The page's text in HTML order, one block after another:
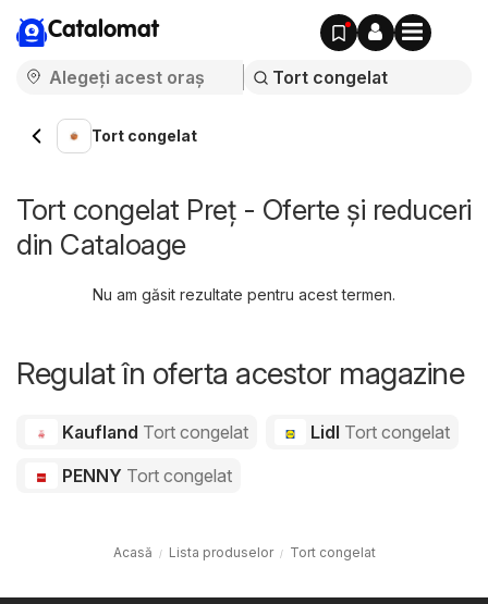
Catalomat
Tort congelat
Tort congelat Preț - Oferte și reduceri
din Cataloage
Nu am găsit rezultate pentru acest termen.
Regulat în oferta acestor magazine
Kaufland Tort congelat Lidl Tort congelat
PENNY Tort congelat
Acasă Lista produselor Tort congelat